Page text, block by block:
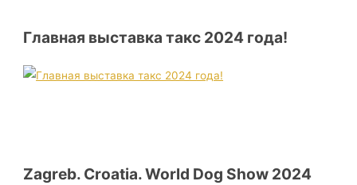
Главная выставка такс 2024 года!
Zagreb. Croatia. World Dog Show 2024